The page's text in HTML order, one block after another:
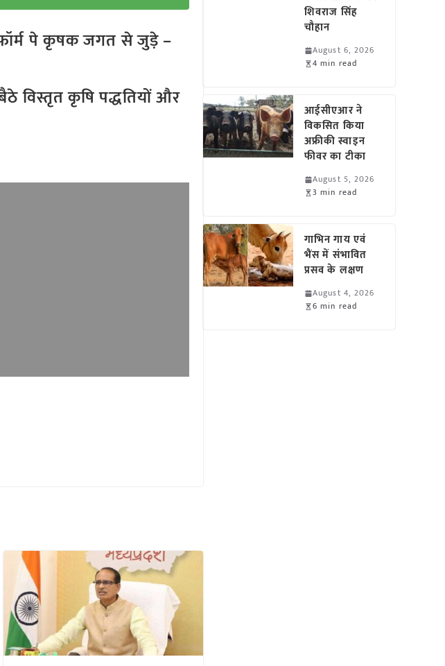
पे कृषक जगत से जुड़े –
विस्तृत कृषि पद्धतियों और
शिवराज सिंह
चौहान
August 6, 2026
4 min read
आईसीएआर ने
विकसित किया
अफ्रीकी स्वाइन
फीवर का टीका
August 5, 2026
3 min read
गाभिन गाय एवं
भैंस में संभावित
प्रसव के लक्षण
August 4, 2026
6 min read